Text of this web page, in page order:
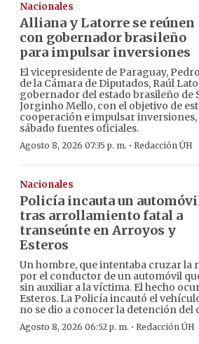
Nacionales
Alliana y Latorre se reúnen
con gobernador brasileño
para impulsar inversiones
El vicepresidente de Paraguay,
de la Cámara de Diputados, Raúl
gobernador del estado brasileño de
Jorginho Mello, con el objetivo de
cooperación e impulsar
sábado fuentes oficiales.
Agosto 8, 2026 07:35 p. m. · Redacción ÚH
Nacionales
Policía incauta un
tras arrollamiento fatal a
transeúnte en Arroyos y
Esteros
Un hombre, que intentaba cruzar la
por el conductor de un automóvil
sin auxiliar a la víctima. El hecho
Esteros. La Policía incautó el
no se dio a conocer la detención del
Agosto 8, 2026 06:52 p. m. · Redacción ÚH